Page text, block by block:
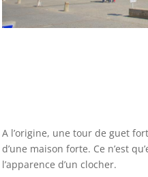
A l’origine, une tour de guet
d’une maison forte. Ce n’est
l’apparence d’un clocher.